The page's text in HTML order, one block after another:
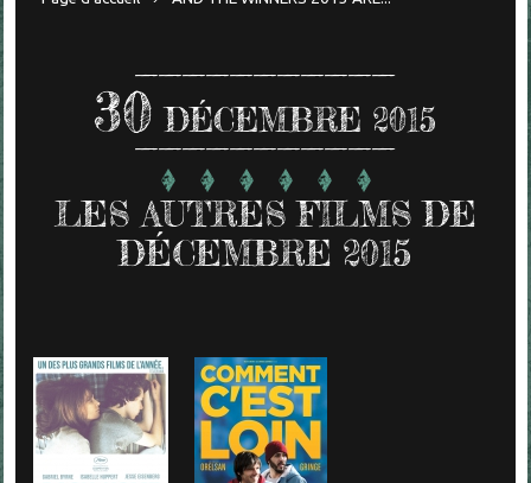
30 DÉCEMBRE 2015
LES AUTRES FILMS DE
DÉCEMBRE 2015